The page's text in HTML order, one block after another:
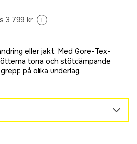
3 799 kr i
eller jakt. Med Gore-Tex-
torra och stötdämpande
på olika underlag.